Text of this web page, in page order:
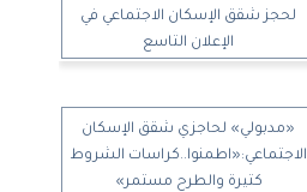
لحجز شقق الإسكان الاجتماعي في
الإعلان التاسع
«مدبولي» لحاجزي شقق الإسكان
الاجتماعي:«اطمنوا..كراسات الشروط
كتيرة والطرح مستمر»